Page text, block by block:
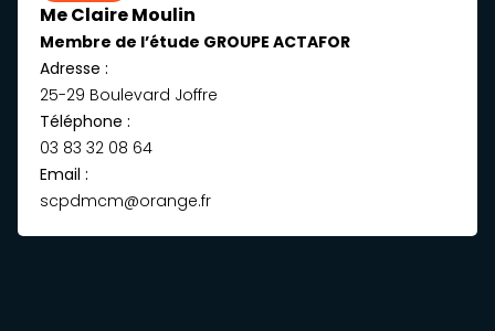
Me Claire Moulin
Membre de l’étude GROUPE ACTAFOR
Adresse :
25-29 Boulevard Joffre
Téléphone :
03 83 32 08 64
Email :
scpdmcm@orange.fr